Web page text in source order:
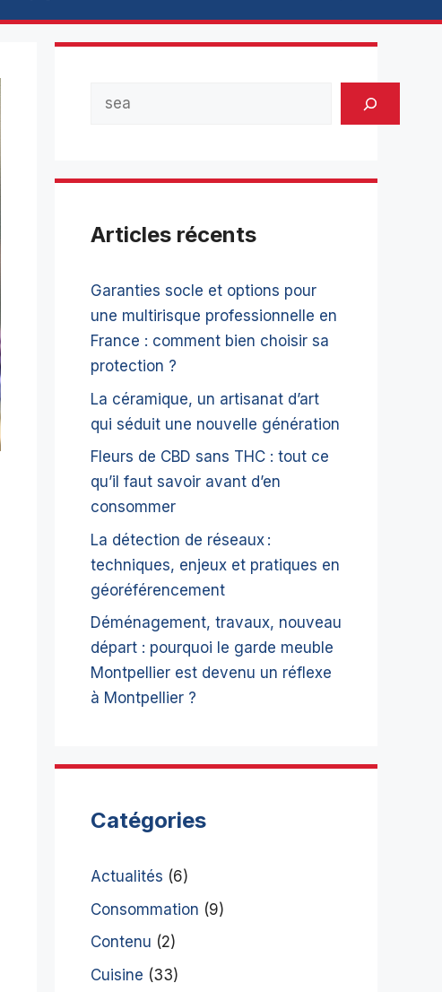
Articles récents
Garanties socle et options pour
une multirisque professionnelle en
France : comment bien choisir sa
protection ?
La céramique, un artisanat d’art
qui séduit une nouvelle génération
Fleurs de CBD sans THC : tout ce
qu’il faut savoir avant d’en
consommer
La détection de réseaux :
techniques, enjeux et pratiques en
géoréférencement
Déménagement, travaux, nouveau
départ : pourquoi le garde meuble
Montpellier est devenu un réflexe
à Montpellier ?
Catégories
Actualités (6)
Consommation (9)
Contenu (2)
Cuisine (33)